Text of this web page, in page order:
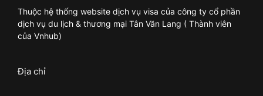
Thuộc hệ thống website dịch vụ visa của công ty cổ phần
dịch vụ du lịch & thương mại Tân Văn Lang ( Thành viên
của Vnhub)
Địa chỉ